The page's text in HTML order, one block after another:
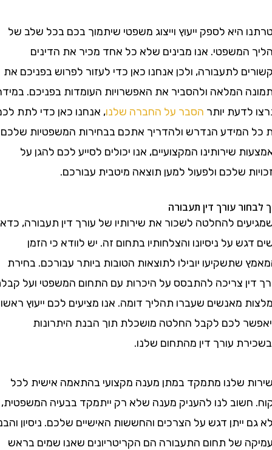
היא לספק ייעוץ וייצוג משפטי שיתמוך בכם בכל שלב של
אנו מבינים שלא כל אחד מכיר את הדינים
לתעבורה, ולכן אנחנו כאן כדי לעזור לפרוש בפניכם את
המלאה ולהסביר את האפשרויות העומדות בפניכם. במידה
יותר הסבר על החברה שלנו , אנחנו כאן כדי לתת לכם
הנדרש ולהדריך אתכם בבחירות המשפטיות שלכם.
שירותינו המקצועיים, אנו יכולים לסייע לכם להגן על
שלכם ולפעול למען תוצאה מיטבית עבורכם.
עורך דין תעבורה
להחלטה לשכור את שירותיו של עורך דין תעבורה, כדאי
על ניסיונו והצלחותיו בתחום זה. יש לוודא כי הזמן
שתשקיעו יובילו לתוצאות הטובות ביותר עבורכם. בחירת
צריכה להתבסס על היכרות עם התחום המשפטי ועל קבלת
מאנשים שעברו תהליך דומה. אנו מציעים לכם ייעוץ ראשוני
לכם לקבל החלטה מושכלת תוך הבנת היתרונות
עורך דין מהתחום שלנו.
שלנו מתמקד במתן מענה מקצועי בהתאמה אישית לכל
לנו להעניק מענה שלא רק ייתמקד בבעיה המשפטית,
דגש על הצרכים והחששות האישיים שלכם. ניסיון והבנה
של תחום התעבורה הם הקריטריונים שאנו שמים בראש